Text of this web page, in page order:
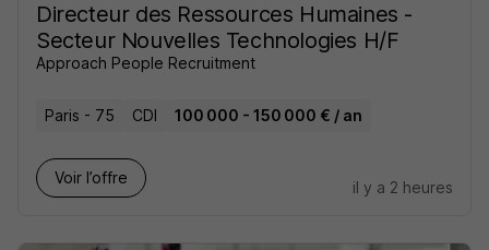
Directeur des Ressources Humaines -
Secteur Nouvelles Technologies H/F
Approach People Recruitment
Paris - 75 CDI 100 000 - 150 000 € / an
Voir l’offre
il y a 2 heures